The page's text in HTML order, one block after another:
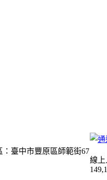
：臺中市豐原區師範街67
線上